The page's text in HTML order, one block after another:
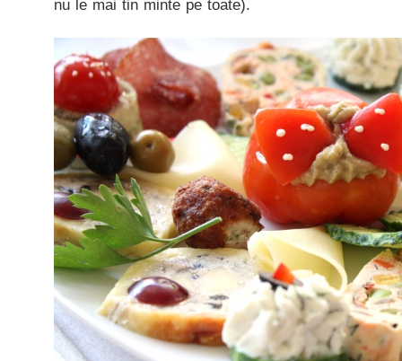
nu le mai tin minte pe toate).